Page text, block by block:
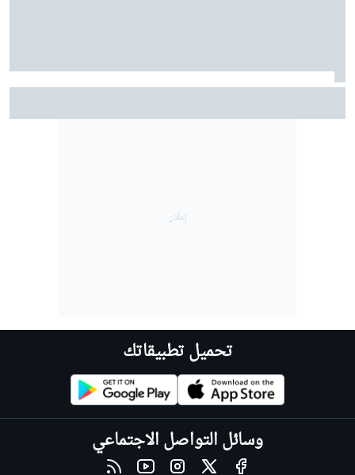
ألونسو يقود سيارته لامبورغيني الخارقة البالغة قيمتها 5.9
تحميل تطبيقاتك
وسائل التواصل الاجتماعي